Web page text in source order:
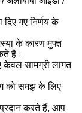
दिए गए निर्णय के
के कारण मुफ्त
हैं।
केवल सामग्री लागत
को समझ के लिए
प्रदान करते हैं, आप